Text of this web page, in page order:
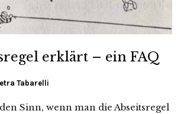
erklärt – ein FAQ
Tabarelli
Sinn, wenn man die Abseitsregel